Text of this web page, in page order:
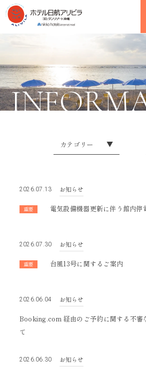
カテゴリー ▼
会員限定
2026.07.13 お知らせ
重要 電気設備機器更新に伴う館内停
2026.07.30 お知らせ
重要 台風13号に関するご案内
2026.06.04 お知らせ
Booking.com 経由のご予約に関する不審
て
2026.06.30 お知らせ